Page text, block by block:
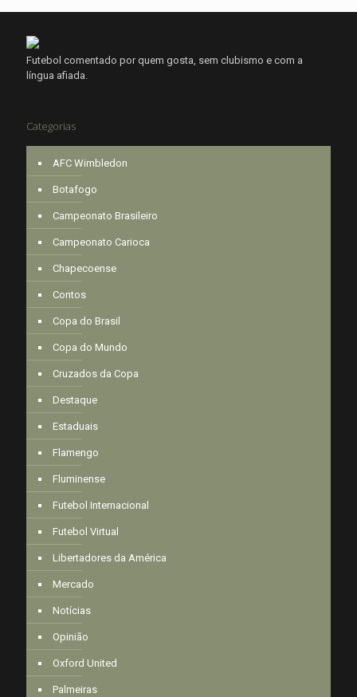
Futebol comentado por quem gosta, sem clubismo e com a
língua afiada.
Categorias
AFC Wimbledon
Botafogo
Campeonato Brasileiro
Campeonato Carioca
Chapecoense
Contos
Copa do Brasil
Copa do Mundo
Cruzados da Copa
Destaque
Estaduais
Flamengo
Fluminense
Futebol Internacional
Futebol Virtual
Libertadores da América
Mercado
Notícias
Opinião
Oxford United
Palmeiras